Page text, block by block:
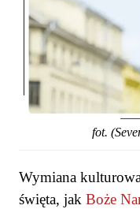
fot.
Wymiana
święta, jak Boże